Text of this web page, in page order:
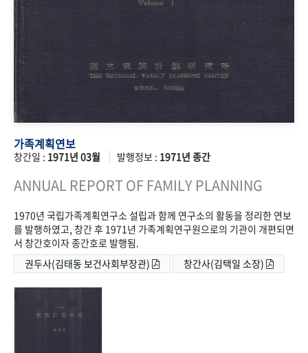
가족계획연보
창간일 : 1971년 03월 발행정보 : 1971년 종간
ANNUAL REPORT OF FAMILY PLANNING
1970년 국립가족계획연구소 설립과 함께 연구소의 활동을 정리한 연보
를 발행하였고, 창간 후 1971년 가족계획연구원으로의 기관이 개편되면
서 창간호이자 종간호로 발행됨.
권두사(김태동 보건사회부장관)
창간사(김택일 소장)